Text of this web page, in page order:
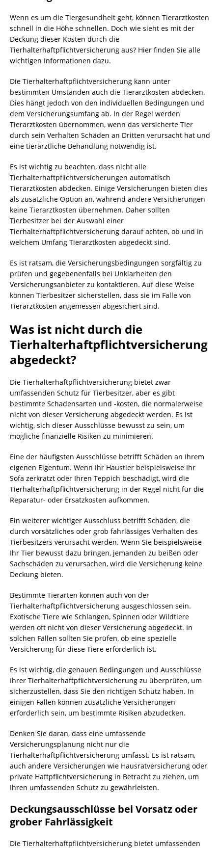
Wenn es um die Tiergesundheit geht, können Tierarztkosten
schnell in die Höhe schnellen. Doch wie sieht es mit der
Deckung dieser Kosten durch die
Tierhalterhaftpflichtversicherung aus? Hier finden Sie alle
wichtigen Informationen dazu.
Die Tierhalterhaftpflichtversicherung kann unter
bestimmten Umständen auch die Tierarztkosten abdecken.
Dies hängt jedoch von den individuellen Bedingungen und
dem Versicherungsumfang ab. In der Regel werden
Tierarztkosten übernommen, wenn das versicherte Tier
durch sein Verhalten Schäden an Dritten verursacht hat und
eine tierärztliche Behandlung notwendig ist.
Es ist wichtig zu beachten, dass nicht alle
Tierhalterhaftpflichtversicherungen automatisch
Tierarztkosten abdecken. Einige Versicherungen bieten dies
als zusätzliche Option an, während andere Versicherungen
keine Tierarztkosten übernehmen. Daher sollten
Tierbesitzer bei der Auswahl einer
Tierhalterhaftpflichtversicherung darauf achten, ob und in
welchem Umfang Tierarztkosten abgedeckt sind.
Es ist ratsam, die Versicherungsbedingungen sorgfältig zu
prüfen und gegebenenfalls bei Unklarheiten den
Versicherungsanbieter zu kontaktieren. Auf diese Weise
können Tierbesitzer sicherstellen, dass sie im Falle von
Tierarztkosten angemessen abgesichert sind.
Was ist nicht durch die
Tierhalterhaftpflichtversicherung
abgedeckt?
Die Tierhalterhaftpflichtversicherung bietet zwar
umfassenden Schutz für Tierbesitzer, aber es gibt
bestimmte Schadensarten und -kosten, die normalerweise
nicht von dieser Versicherung abgedeckt werden. Es ist
wichtig, sich dieser Ausschlüsse bewusst zu sein, um
mögliche finanzielle Risiken zu minimieren.
Eine der häufigsten Ausschlüsse betrifft Schäden an Ihrem
eigenen Eigentum. Wenn Ihr Haustier beispielsweise Ihr
Sofa zerkratzt oder Ihren Teppich beschädigt, wird die
Tierhalterhaftpflichtversicherung in der Regel nicht für die
Reparatur- oder Ersatzkosten aufkommen.
Ein weiterer wichtiger Ausschluss betrifft Schäden, die
durch vorsätzliches oder grob fahrlässiges Verhalten des
Tierbesitzers verursacht werden. Wenn Sie beispielsweise
Ihr Tier bewusst dazu bringen, jemanden zu beißen oder
Sachschäden zu verursachen, wird die Versicherung keine
Deckung bieten.
Bestimmte Tierarten können auch von der
Tierhalterhaftpflichtversicherung ausgeschlossen sein.
Exotische Tiere wie Schlangen, Spinnen oder Wildtiere
werden oft nicht von dieser Versicherung abgedeckt. In
solchen Fällen sollten Sie prüfen, ob eine spezielle
Versicherung für diese Tiere erforderlich ist.
Es ist wichtig, die genauen Bedingungen und Ausschlüsse
Ihrer Tierhalterhaftpflichtversicherung zu überprüfen, um
sicherzustellen, dass Sie den richtigen Schutz haben. In
einigen Fällen können zusätzliche Versicherungen
erforderlich sein, um bestimmte Risiken abzudecken.
Denken Sie daran, dass eine umfassende
Versicherungsplanung nicht nur die
Tierhalterhaftpflichtversicherung umfasst. Es ist ratsam,
auch andere Versicherungen wie Hausratversicherung oder
private Haftpflichtversicherung in Betracht zu ziehen, um
Ihren umfassenden Schutz zu gewährleisten.
Deckungsausschlüsse bei Vorsatz oder
grober Fahrlässigkeit
Die Tierhalterhaftpflichtversicherung bietet umfassenden